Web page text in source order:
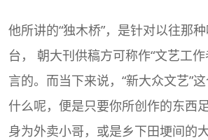
他所讲的“独木桥”，是针对以往那
台， 朝大刊供稿方可称作“文艺工
言的。而当下来说，“新大众文艺”
什么呢，便是只要你所创作的东西
身为外卖小哥，或是乡下田埂间的